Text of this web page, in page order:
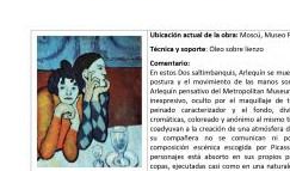
Ciencias Naturales
Inglés
Religión